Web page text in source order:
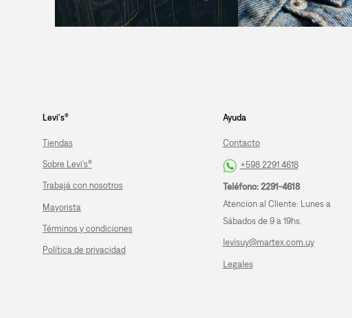
Levi's®
Tiendas
Sobre Levi's®
Trabajá con nosotros
Mayorista
Términos y condiciones
Política de privacidad
Ayuda
Contacto
+598 2291 4618
Teléfono: 2291-4618
Atencion al Cliente: Lunes a
Sábados de 9 a 19hs.
levisuy@martex.com.uy
Legales